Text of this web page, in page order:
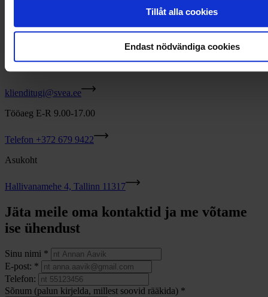
Tillåt alla cookies
Endast nödvändiga cookies
Eraklienditeeninduse kontaktid
Võta meiega julgelt ühendust
E-kiri
klienditugi@svea.ee
Tööaeg E-R 9.00-17.00
Telefon +372 679 9422
Asukoht
Hallivanamehe 4, Tallinn 11317
Jäta meile oma kontaktid ja me võtame
ise ühendust
Sinu nimi *
E-post: *
Telefon:
Sõnum (palun kirjelda, millest soovid rääkida) *